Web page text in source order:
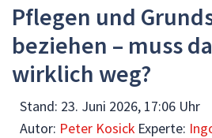
Pflegen und
beziehen – muss
wirklich weg?
Stand: 23. Juni 2026, 17:06 Uhr
Autor: Peter Kosick Experte: